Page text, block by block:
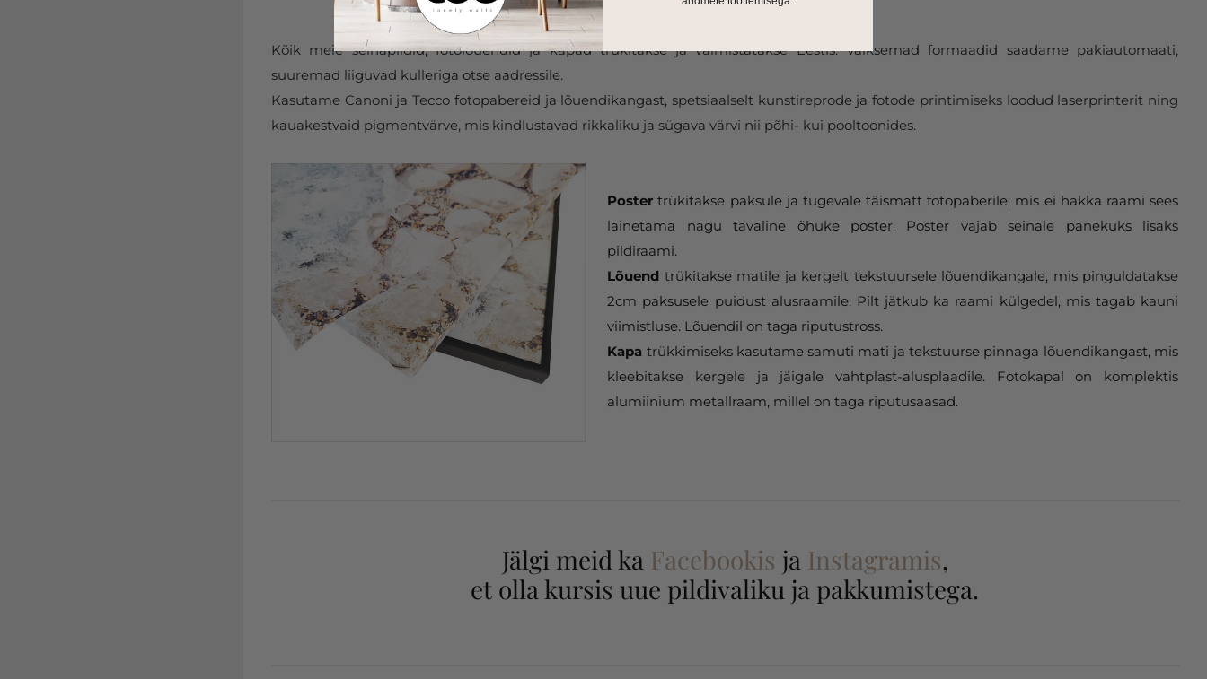
Kõik meie seinapildid, fotolõuendid ja kapad trükitakse ja valmistatakse Eestis. Väiksemad formaadid saadame pakiautomaati,
suuremad liiguvad kulleriga otse aadressile.
Kasutame Canoni ja Tecco fotopabereid ja lõuendikangast, spetsiaalselt kunstireprode ja fotode printimiseks loodud laserprinterit ning
kauakestvaid pigmentvärve, mis kindlustavad rikkaliku ja sügava värvi nii põhi- kui pooltoonides.
Poster trükitakse paksule ja tugevale täismatt fotopaberile, mis ei hakka raami sees
lainetama nagu tavaline õhuke poster. Poster vajab seinale panekuks lisaks
pildiraami.
Lõuend trükitakse matile ja kergelt tekstuursele lõuendikangale, mis pinguldatakse
2cm paksusele puidust alusraamile. Pilt jätkub ka raami külgedel, mis tagab kauni
viimistluse. Lõuendil on taga riputustross.
Kapa trükkimiseks kasutame samuti mati ja tekstuurse pinnaga lõuendikangast, mis
kleebitakse kergele ja jäigale vahtplast-alusplaadile. Fotokapal on komplektis
alumiinium metallraam, millel on taga riputusaasad.
Jälgi meid ka Facebookis ja Instagramis,
et olla kursis uue pildivaliku ja pakkumistega.